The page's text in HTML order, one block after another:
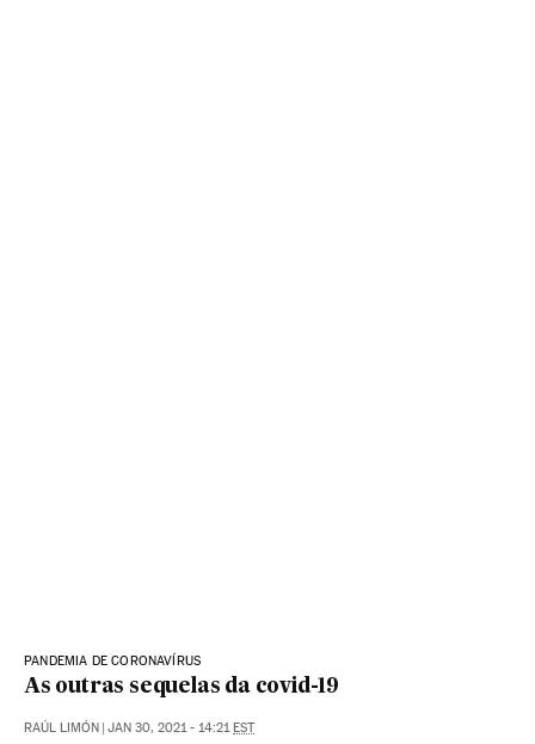
PANDEMIA DE CORONAVÍRUS
As outras sequelas da covid-19
RAÚL LIMÓN | JAN 30, 2021 - 14:21EST